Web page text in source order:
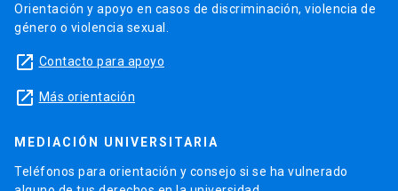
Orientación y apoyo en casos de discriminación, violencia de
género o violencia sexual.
launch Contacto para apoyo
launch Más orientación
MEDIACIÓN UNIVERSITARIA
Teléfonos para orientación y consejo si se ha vulnerado